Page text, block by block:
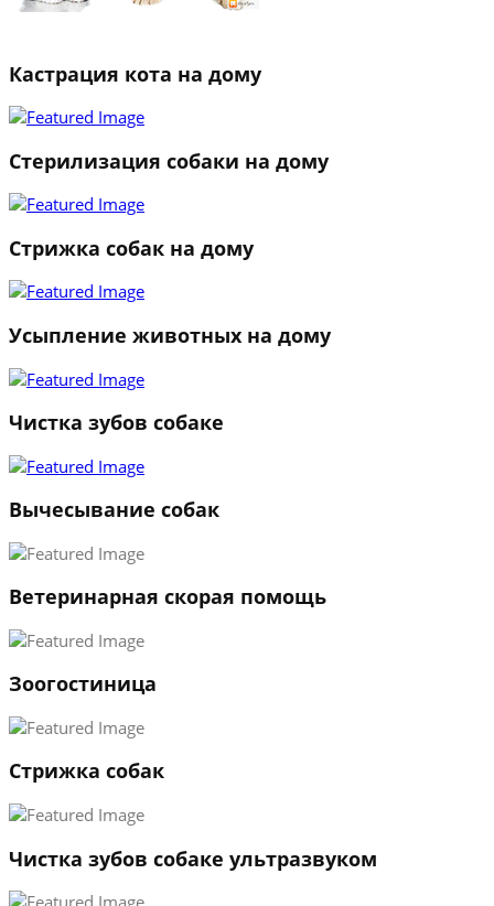
1
3
←
Кастрация кота на дому
Стерилизация собаки на дому
Стрижка собак на дому
Усыпление животных на дому
Чистка зубов собаке
Вычесывание собак
Ветеринарная скорая помощь
Зоогостиница
Стрижка собак
Чистка зубов собаке ультразвуком